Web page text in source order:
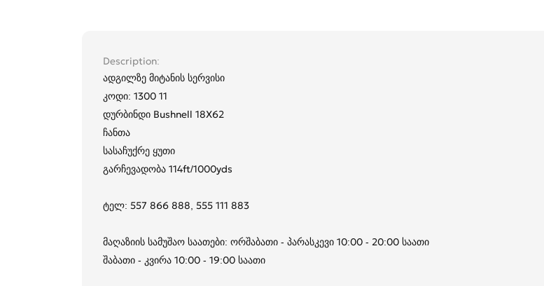
Description
ადგილზე მიტანის სერვისი
კოდი: 1300 11
დურბინდი Bushnell 18X62
ჩანთა
სასაჩუქრე ყუთი
გარჩევადობა 114ft/1000yds
ტელ: 557 866 888, 555 111 883
მაღაზიის სამუშაო საათები: ორშაბათი - პარასკევი 10:00 - 20:00 საათი
შაბათი - კვირა 10:00 - 19:00 საათი